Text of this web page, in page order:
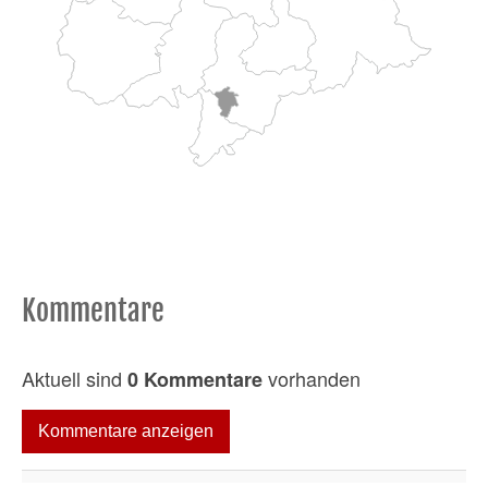
Kommentare
Aktuell sind 0 Kommentarevorhanden
Kommentare anzeigen